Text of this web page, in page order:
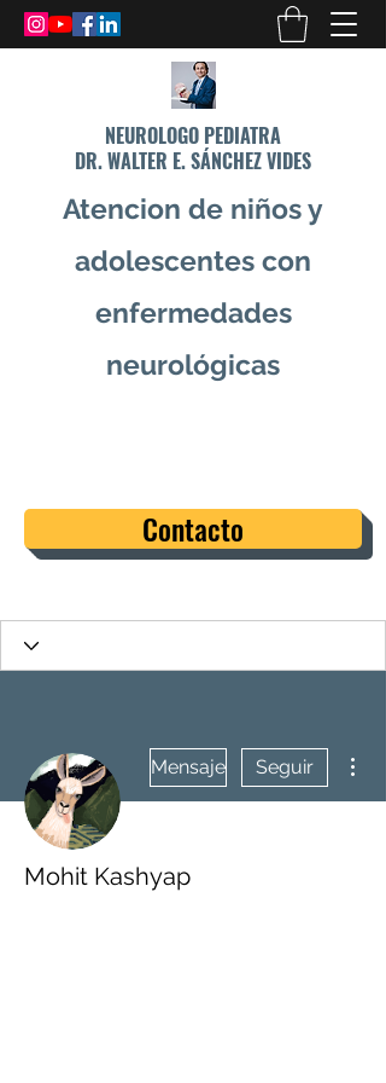
NEUROLOGO PEDIATRA
DR. WALTER E. SÁNCHEZ VIDES
Atencion de niños y
adolescentes con
enfermedades
neurológicas
Contacto
Mensaje Seguir
Mohit Kashyap